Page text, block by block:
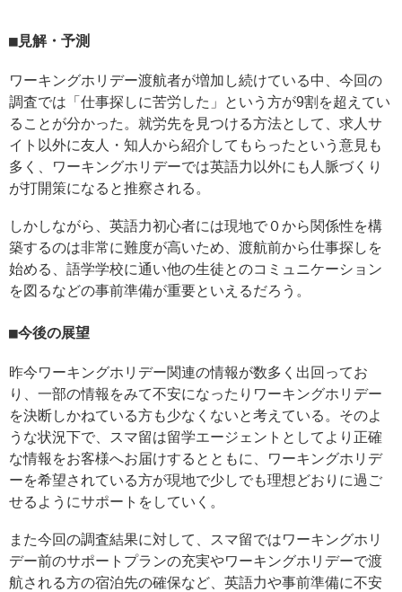
見解・予測
ワーキングホリデー渡航者が増加し続けている中、今回の
調査では「仕事探しに苦労した」という方が9割を超えてい
ることが分かった。就労先を見つける方法として、求人サ
イト以外に友人・知人から紹介してもらったという意見も
多く、ワーキングホリデーでは英語力以外にも人脈づくり
が打開策になると推察される。
しかしながら、英語力初心者には現地で０から関係性を構
築するのは非常に難度が高いため、渡航前から仕事探しを
始める、語学学校に通い他の生徒とのコミュニケーション
を図るなどの事前準備が重要といえるだろう。
今後の展望
昨今ワーキングホリデー関連の情報が数多く出回ってお
り、一部の情報をみて不安になったりワーキングホリデー
を決断しかねている方も少なくないと考えている。そのよ
うな状況下で、スマ留は留学エージェントとしてより正確
な情報をお客様へお届けするとともに、ワーキングホリデ
ーを希望されている方が現地で少しでも理想どおりに過ご
せるようにサポートをしていく。
また今回の調査結果に対して、スマ留ではワーキングホリ
デー前のサポートプランの充実やワーキングホリデーで渡
航される方の宿泊先の確保など、英語力や事前準備に不安